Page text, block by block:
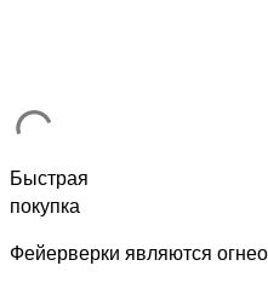
Быстрая
покупка
Фейерверки являются